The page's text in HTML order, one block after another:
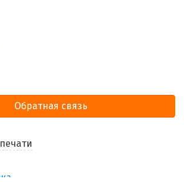
Обратная связь